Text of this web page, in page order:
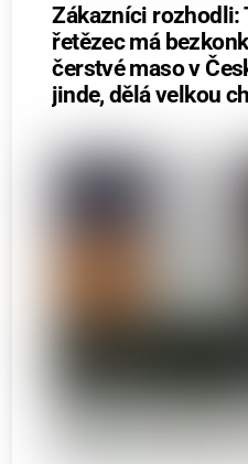
Zákazníci rozhodli:
řetězec má
čerstvé maso v
jinde, dělá velkou